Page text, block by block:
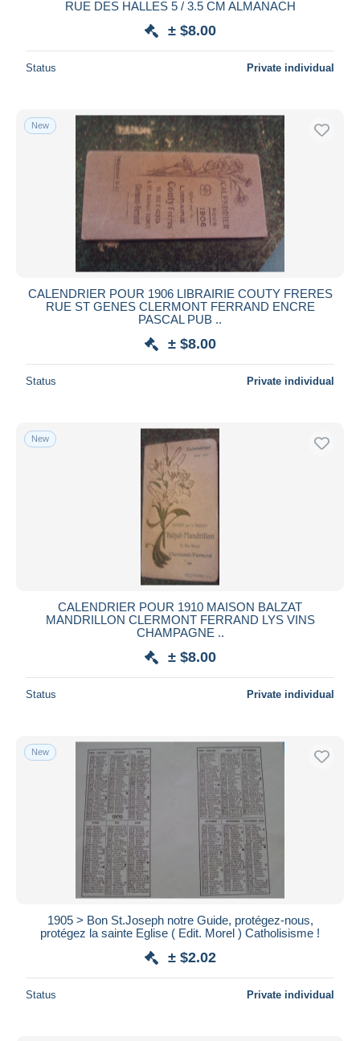
RUE DES HALLES 5 / 3.5 CM ALMANACH
± $8.00
Status Private individual
New
CALENDRIER POUR 1906 LIBRAIRIE COUTY FRERES
RUE ST GENES CLERMONT FERRAND ENCRE
PASCAL PUB ..
± $8.00
Status Private individual
New
CALENDRIER POUR 1910 MAISON BALZAT
MANDRILLON CLERMONT FERRAND LYS VINS
CHAMPAGNE ..
± $8.00
Status Private individual
New
1905 > Bon St.Joseph notre Guide, protégez-nous,
protégez la sainte Eglise ( Edit. Morel ) Catholisisme !
± $2.02
Status Private individual